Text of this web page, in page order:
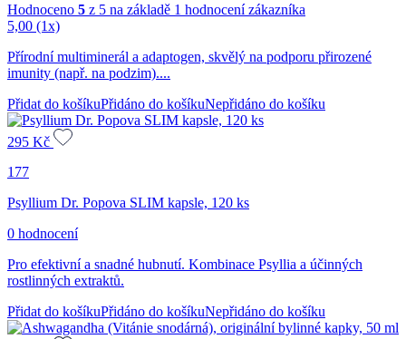
Hodnoceno 5 z 5 na základě 1 hodnocení zákazníka
5,00 (1x)
Přírodní multiminerál a adaptogen, skvělý na podporu přirozené
imunity (např. na podzim)....
Přidat do košíkuPřidáno do košíkuNepřidáno do košíku
295 Kč
177
Psyllium Dr. Popova SLIM kapsle, 120 ks
0 hodnocení
Pro efektivní a snadné hubnutí. Kombinace Psyllia a účinných
rostlinných extraktů.
Přidat do košíkuPřidáno do košíkuNepřidáno do košíku